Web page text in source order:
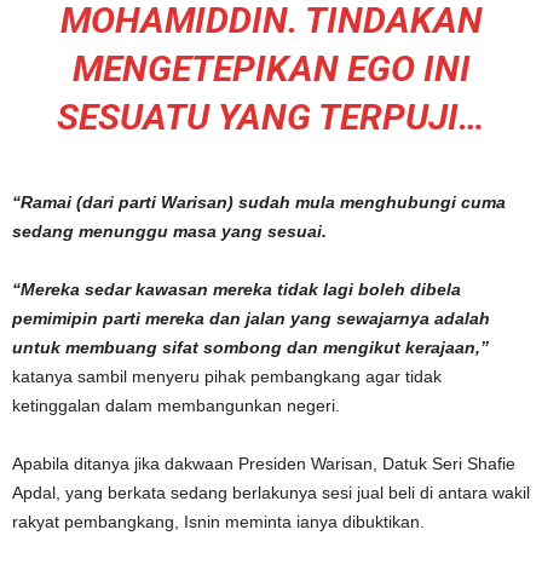
MOHAMIDDIN. TINDAKAN
MENGETEPIKAN EGO INI
SESUATU YANG TERPUJI…
“Ramai (dari parti Warisan) sudah mula menghubungi cuma
sedang menunggu masa yang sesuai.
“Mereka sedar kawasan mereka tidak lagi boleh dibela
pemimipin parti mereka dan jalan yang sewajarnya adalah
untuk membuang sifat sombong dan mengikut kerajaan,”
katanya sambil menyeru pihak pembangkang agar tidak
ketinggalan dalam membangunkan negeri.
Apabila ditanya jika dakwaan Presiden Warisan, Datuk Seri Shafie
Apdal, yang berkata sedang berlakunya sesi jual beli di antara wakil
rakyat pembangkang, Isnin meminta ianya dibuktikan.